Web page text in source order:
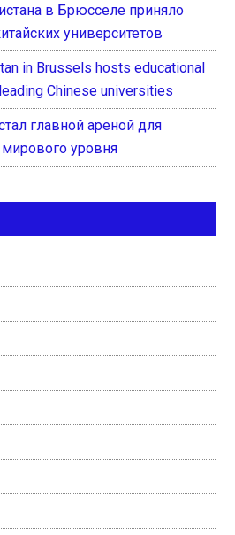
в Брюсселе приняло
университетов
in Brussels hosts educational
Chinese universities
главной ареной для
уровня